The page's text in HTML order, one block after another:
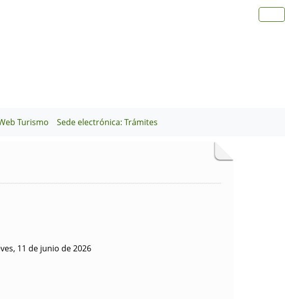
Turismo Sede electrónica: Trámites
11 de junio de 2026